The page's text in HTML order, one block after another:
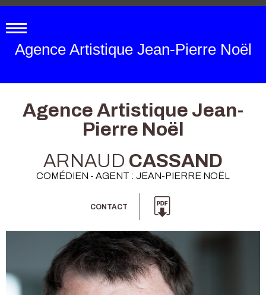
Agence Artistique Jean-Pierre Noël
Agence Artistique Jean-
Pierre Noël
ARNAUD CASSAND
COMÉDIEN - AGENT : JEAN-PIERRE NOËL
CONTACT